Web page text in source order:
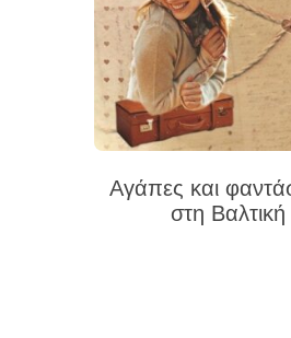
Αγάπες και
στη Βαλτική